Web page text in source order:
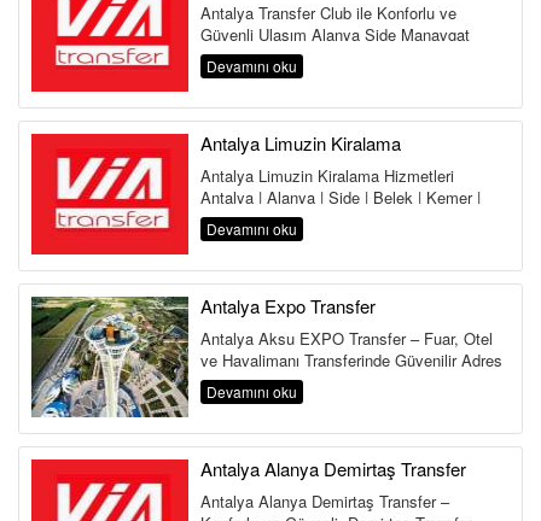
Antalya Transfer Club ile Konforlu ve
Güvenli Ulaşım Alanya Side Manavgat
Belek Kemer Kundu Lara Antalya
Havalima...
Devamını oku
Antalya Limuzin Kiralama
Antalya Limuzin Kiralama Hizmetleri
Antalya | Alanya | Side | Belek | Kemer |
Lara | Kundu | Land of Legends Antalya,...
Devamını oku
Antalya Expo Transfer
Antalya Aksu EXPO Transfer – Fuar, Otel
ve Havalimanı Transferinde Güvenilir Adres
Antalya Aksu Transfer Hi...
Devamını oku
Antalya Alanya Demirtaş Transfer
Antalya Alanya Demirtaş Transfer –